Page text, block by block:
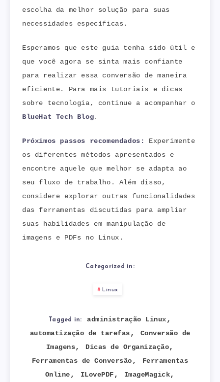
escolha da melhor solução para suas
necessidades específicas.
Esperamos que este guia tenha sido útil e
que você agora se sinta mais confiante
para realizar essa conversão de maneira
eficiente. Para mais tutoriais e dicas
sobre tecnologia, continue a acompanhar o
BlueHat Tech Blog.
Próximos passos recomendados:
Experimente
os diferentes métodos apresentados e
encontre aquele que melhor se adapta ao
seu fluxo de trabalho. Além disso,
considere explorar outras funcionalidades
das ferramentas discutidas para ampliar
suas habilidades em manipulação de
imagens e PDFs no Linux.
Categorized in:
Linux
Tagged in: administração Linux,
automatização de tarefas, Conversão de
Imagens, Dicas de Organização,
Ferramentas de Conversão,
Ferramentas
Online, ILovePDF, ImageMagick,